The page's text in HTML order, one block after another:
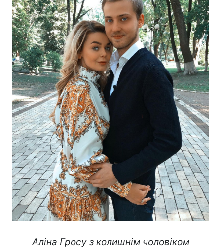
Аліна Гросу з колишнім чоловіком